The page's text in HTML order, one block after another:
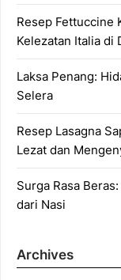
Resep Fettuccine
Kelezatan Italia di
Laksa Penang:
Selera
Resep Lasagna
Lezat dan
Surga Rasa
dari Nasi
Archives